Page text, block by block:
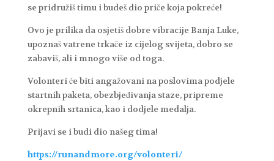
se pridružiš timu i budeš dio priče koja pokreće!
Ovo je prilika da osjetiš dobre vibracije Banja Luke,
upoznaš vatrene trkače iz cijelog svijeta, dobro se
zabaviš, ali i mnogo više od toga.
Volonteri će biti angažovani na poslovima podjele
startnih paketa, obezbjeđivanja staze, pripreme
okrepnih srtanica, kao i dodjele medalja.
Prijavi se i budi dio našeg tima!
https://runandmore.org/volonteri/